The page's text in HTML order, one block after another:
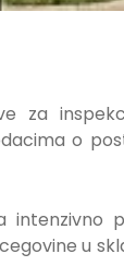
za
o
intenzivno
u